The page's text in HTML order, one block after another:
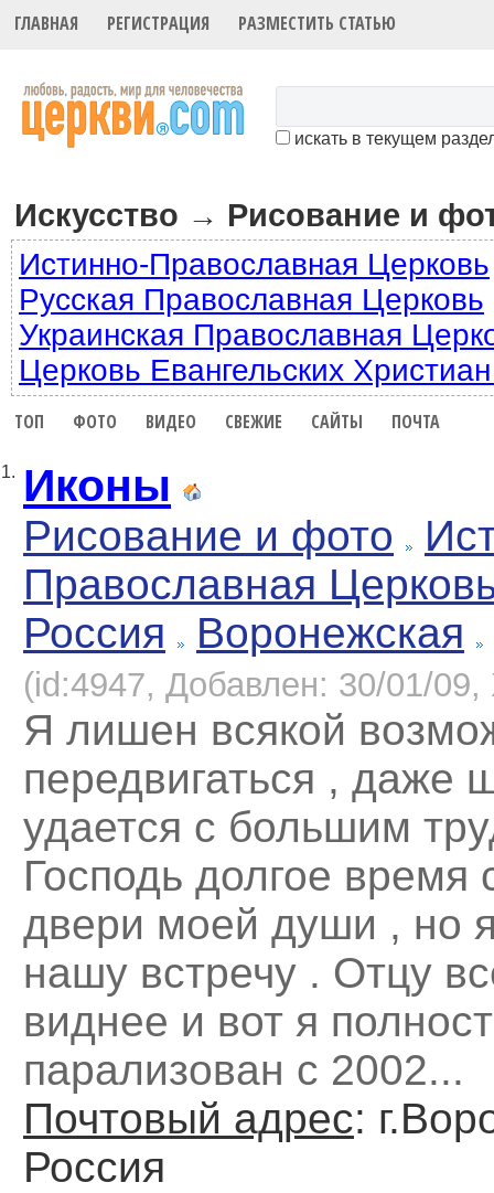
ГЛАВНАЯ РЕГИСТРАЦИЯ РАЗМЕСТИТЬ СТАТЬЮ
искать в текущем
Искусство → Рисование и
Истинно-Православная Церковь
Русская Православная Церковь
Украинская Православная
Церковь Евангельских
ТОП ФОТО ВИДЕО СВЕЖИЕ САЙТЫ ПОЧТА
1. Иконы
Рисование и фото
Православная
Россия
Воронежская
(id:4947, Добавлен: 30/01/09,
Я лишен всякой
передвигаться , даже
удается с большим
Господь долгое время
двери моей души , но
нашу встречу . Отцу
виднее и вот я
парализован с 2002...
Почтовый адрес:
Россия